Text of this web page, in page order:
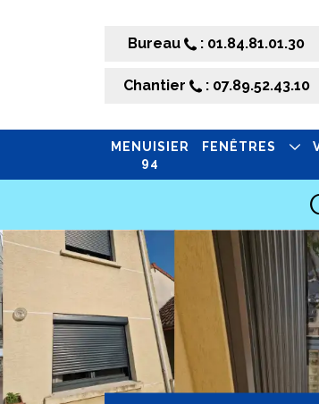
Bureau : 01.84.81.01.30
Chantier : 07.89.52.43.10
MENUISIER
94
FENÊTRES